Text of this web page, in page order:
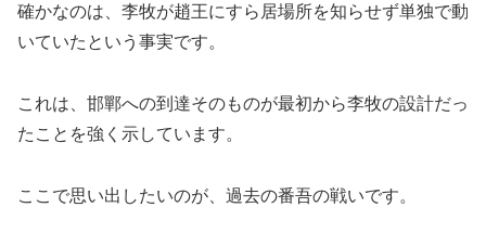
確かなのは、李牧が趙王にすら居場所を知らせず単独で動
いていたという事実です。
これは、邯鄲への到達そのものが最初から李牧の設計だっ
たことを強く示しています。
ここで思い出したいのが、過去の番吾の戦いです。